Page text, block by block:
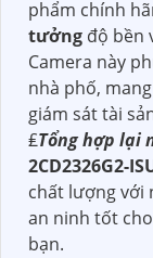
phẩm chính
tưởng độ bền
Camera này
nhà phố,
giám sát tài
₤Tổng hợp lại
2CD2326G2-
chất lượng với
an ninh tốt
bạn.